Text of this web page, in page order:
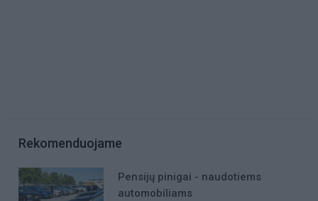
Rekomenduojame
Pensijų pinigai - naudotiems
automobiliams